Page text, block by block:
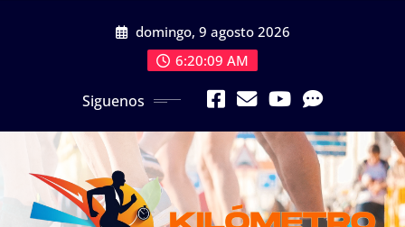
domingo, 9 agosto 2026
6:20:11 AM
Siguenos